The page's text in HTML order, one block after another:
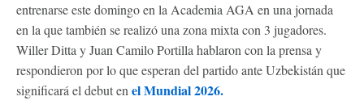
entrenarse este domingo en la Academia AGA en una jornada
en la que también se realizó una zona mixta con 3 jugadores.
Willer Ditta y Juan Camilo Portilla hablaron con la prensa y
respondieron por lo que esperan del partido ante Uzbekistán que
significará el debut en el Mundial 2026.